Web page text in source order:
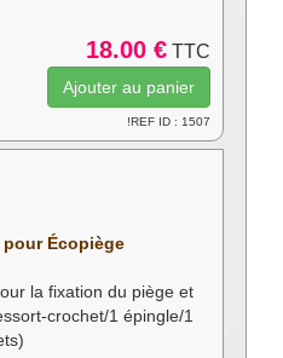
18.00 € TTC
!REF ID : 1507
Écopiège
la fixation du piège et
crochet/1 épingle/1